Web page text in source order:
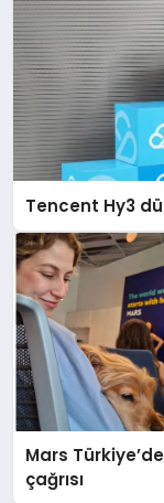
Tencent Hy3
Mars
çağrısı